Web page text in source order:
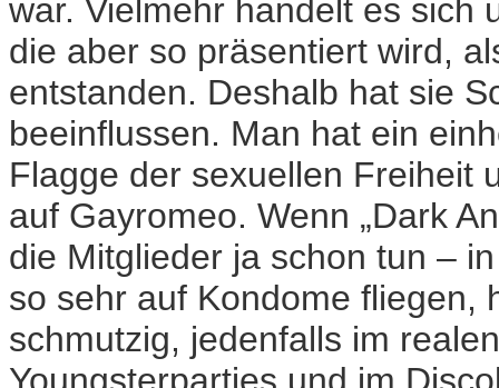
war. Vielmehr handelt es sich
die aber so präsentiert wird,
entstanden. Deshalb hat sie
beeinflussen. Man hat ein
Flagge der sexuellen Freiheit
auf Gayromeo. Wenn „Dark
die Mitglieder ja schon tun –
so sehr auf Kondome fliegen,
schmutzig, jedenfalls im